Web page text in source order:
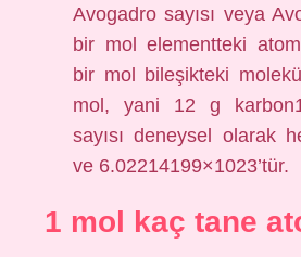
Avogadro sayısı veya
bir mol elementteki
bir mol bileşikteki
mol, yani 12 g
sayısı deneysel olarak
ve 6.02214199×1023’tür.
1 mol kaç tane